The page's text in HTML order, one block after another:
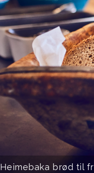
Heimebaka brød til